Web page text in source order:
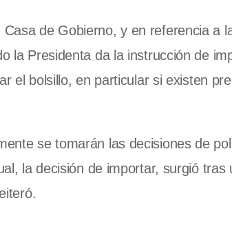
de Gobierno, y en referencia a
la Presidenta da la instrucción de
el bolsillo, en particular si existen
se tomarán las decisiones de
la decisión de importar, surgió